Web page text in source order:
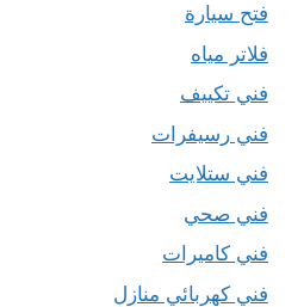
فتح سيارة
فلاتر مياه
فني تكييف
فني رسيفرات
فني ستلايت
فني صحي
فني كاميرات
فني كهربائي منازل